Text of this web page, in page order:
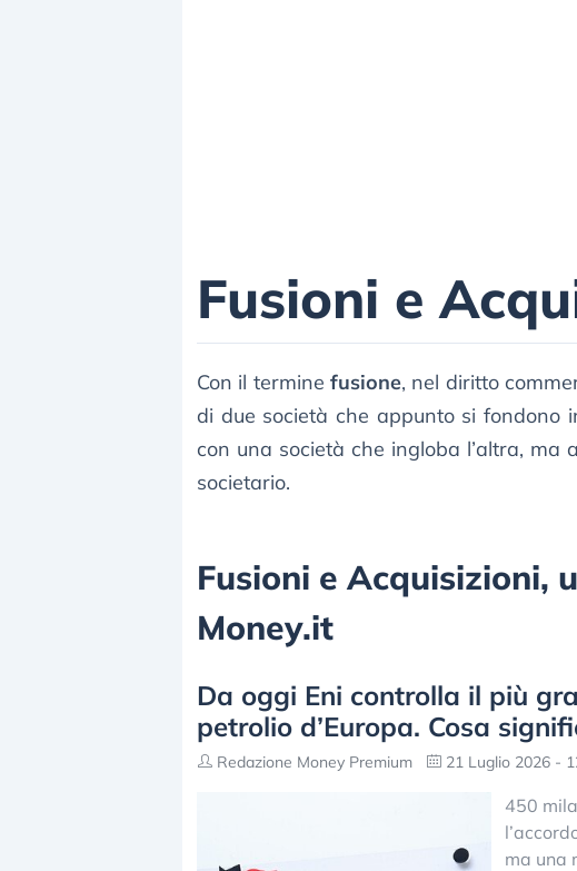
Fusioni e
Con il terminefusione, nel diritto
di due società che appunto si fondono
con una società che ingloba l’altra, ma
societario.
Fusioni e Acquisizioni,
Money.it
Da oggi Eni controlla il più
petrolio d’Europa. Cosa
Redazione Money Premium 21 Luglio 2026 -
450
ma una